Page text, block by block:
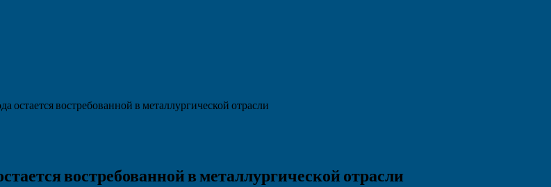
остается востребованной в металлургической отрасли
востребованной в металлургической отрасли